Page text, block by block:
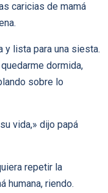
caricias de mamá
y lista para una siesta.
dormida,
sobre lo
vida,» dijo papá
repetir la
humana, riendo.